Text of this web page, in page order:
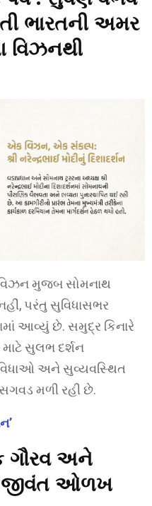
ભારતની અમર
વિઝનથી
વિઝન મુજબ સોમનાથ
નહીં, પરંતુ સુવિધાસભર
આવ્યું છે. સમુદ્ર કિનારે
માટે સુલભ દર્શન
અને સુવ્યવસ્થિત
મળી રહી છે.
ગૌરવ અને
જીવંત ઓળખ